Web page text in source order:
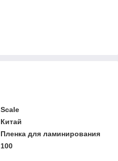
Scale
Китай
Пленка для ламинирования
100